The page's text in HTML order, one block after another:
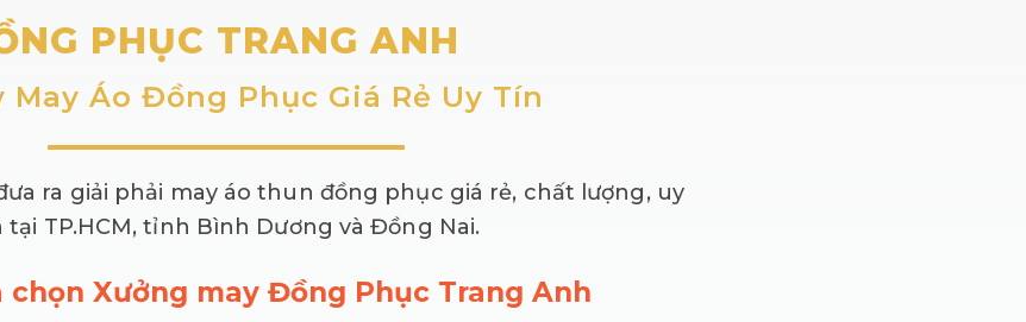
PHỤC TRANG ANH
May Áo Đồng Phục Giá Rẻ Uy Tín
ra giải phải may áo thun đồng phục giá rẻ, chất lượng, uy
tại TP.HCM, tỉnh Bình Dương và Đồng Nai.
chọn Xưởng may Đồng Phục Trang Anh